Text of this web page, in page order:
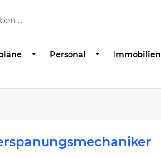
Personal Immobilien